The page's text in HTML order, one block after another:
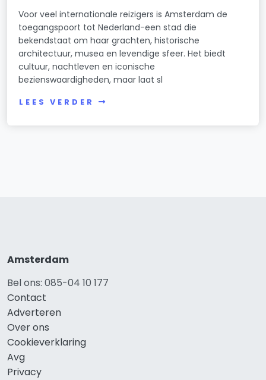
Voor veel internationale reizigers is Amsterdam de
toegangspoort tot Nederland-een stad die
bekendstaat om haar grachten, historische
architectuur, musea en levendige sfeer. Het biedt
cultuur, nachtleven en iconische
bezienswaardigheden, maar laat sl
LEES VERDER
Amsterdam
Bel ons: 085-04 10 177
Contact
Adverteren
Over ons
Cookieverklaring
Avg
Privacy